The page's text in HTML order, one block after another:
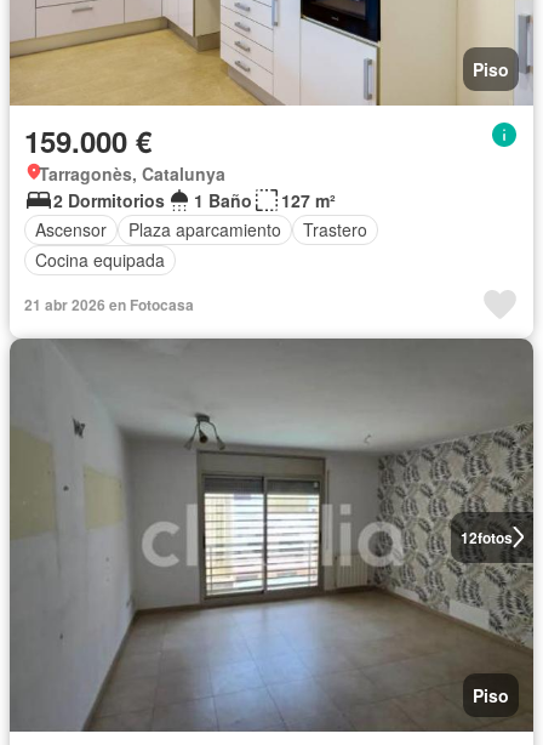
Piso
159.000 €
Tarragonès, Catalunya
2 Dormitorios
1 Baño
127 m²
Ascensor
Plaza aparcamiento
Trastero
Cocina equipada
21 abr 2026 en Fotocasa
12fotos
Piso